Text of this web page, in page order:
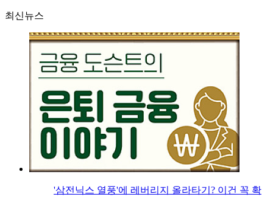
최신뉴스
'삼전닉스 열풍'에 레버리지 올라타기? 이건 꼭 확